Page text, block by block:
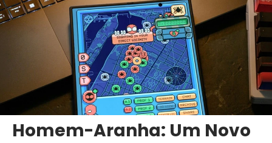
Homem-Aranha: Um Novo